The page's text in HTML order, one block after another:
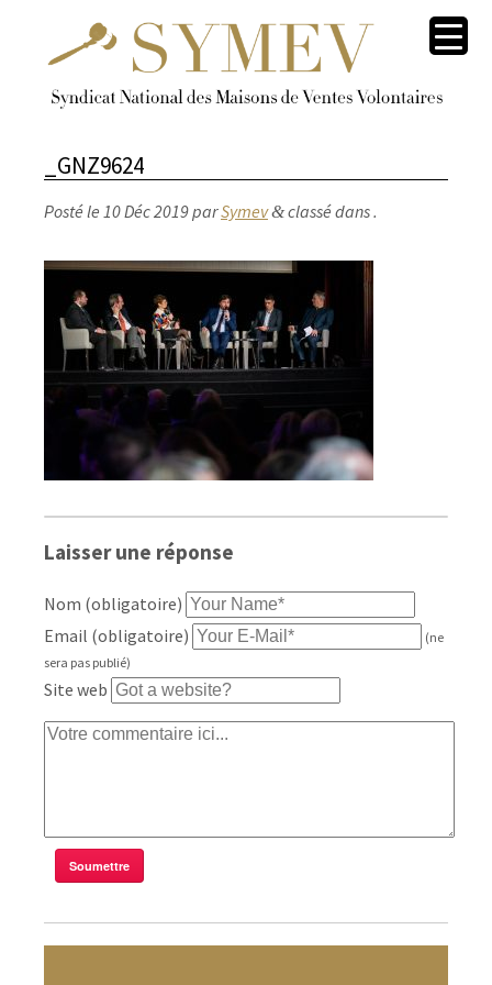
_GNZ9624
Posté le 10 Déc 2019parSymev&classé dans .
Laisser une réponse
Nom (obligatoire)
Email (obligatoire)
(ne
sera pas publié)
Site web